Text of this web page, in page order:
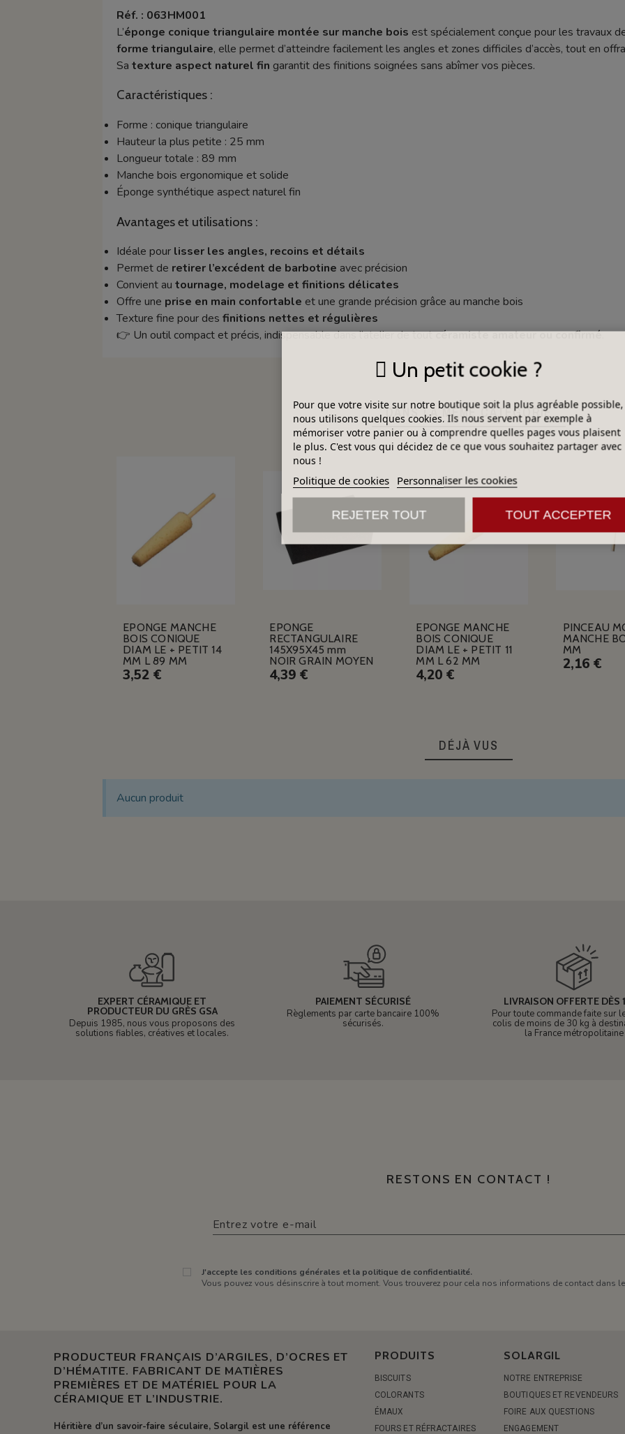
Réf. : 063HM001
L’éponge conique triangulaire montée sur manche bois est spécialement conçue pour les travaux
forme triangulaire, elle permet d’atteindre facilement les angles et zones difficiles d’accès, tout en
Sa texture aspect naturel fin garantit des finitions soignées sans abîmer vos pièces.
Caractéristiques :
Forme : conique triangulaire
Hauteur la plus petite : 25 mm
Longueur totale : 89 mm
Manche bois ergonomique et solide
Éponge synthétique aspect naturel fin
Avantages et utilisations :
Idéale pour lisser les angles, recoins et détails
Permet de retirer l’excédent de barbotine avec précision
Convient au tournage, modelage et finitions délicates
Offre une prise en main confortable et une grande précision grâce au manche bois
Texture fine pour des finitions nettes et régulières
👉 Un outil compact et précis, indispensable dans l’atelier de toutcéramiste amateur ou confirmé.
DANS LA MÊME CATÉGORIE
EPONGE MANCHE
BOIS CONIQUE
DIAM LE + PETIT 14
MM L 89 MM
3,52 €
EPONGE
RECTANGULAIRE
145X95X45 mm
NOIR GRAIN MOYEN
4,39 €
EPONGE MANCHE
BOIS CONIQUE
DIAM LE + PETIT 11
MM L 62 MM
4,20 €
PINCEAU
MANCHE
MM
2,16 €
DÉJÀ VUS
Aucun produit
EXPERT CÉRAMIQUE ET
PRODUCTEUR DU GRÈS GSA
Depuis 1985, nous vous proposons des
solutions fiables, créatives et locales.
PAIEMENT SÉCURISÉ
Règlements par carte bancaire 100%
sécurisés.
LIVRAISON OFFERTE DÈS
Pour toute commande faite sur
colis de moins de 30 kg à
la France métropolitaine
RESTONS EN CONTACT !
J'accepte les conditions générales et la politique de confidentialité.
Vous pouvez vous désinscrire à tout moment. Vous trouverez pour cela nos informations de contact dans
PRODUCTEUR FRANÇAIS D’ARGILES, D’OCRES ET
D’HÉMATITE. FABRICANT DE MATIÈRES
PREMIÈRES ET DE MATÉRIEL POUR LA
CÉRAMIQUE ET L’INDUSTRIE.
Héritière d’un savoir-faire séculaire, Solargil est une référence
PRODUITS
BISCUITS
COLORANTS
ÉMAUX
FOURS ET RÉFRACTAIRES
SOLARGIL
NOTRE ENTREPRISE
BOUTIQUES ET REVENDEURS
FOIRE AUX QUESTIONS
ENGAGEMENT
Un petit cookie ?
Pour que votre visite sur notre boutique soit la plus agréable possible,
nous utilisons quelques cookies. Ils nous servent par exemple à
mémoriser votre panier ou à comprendre quelles pages vous plaisent
le plus. C'est vous qui décidez de ce que vous souhaitez partager avec
nous !
Politique de cookies Personnaliser les cookies
REJETER TOUT TOUT ACCEPTER